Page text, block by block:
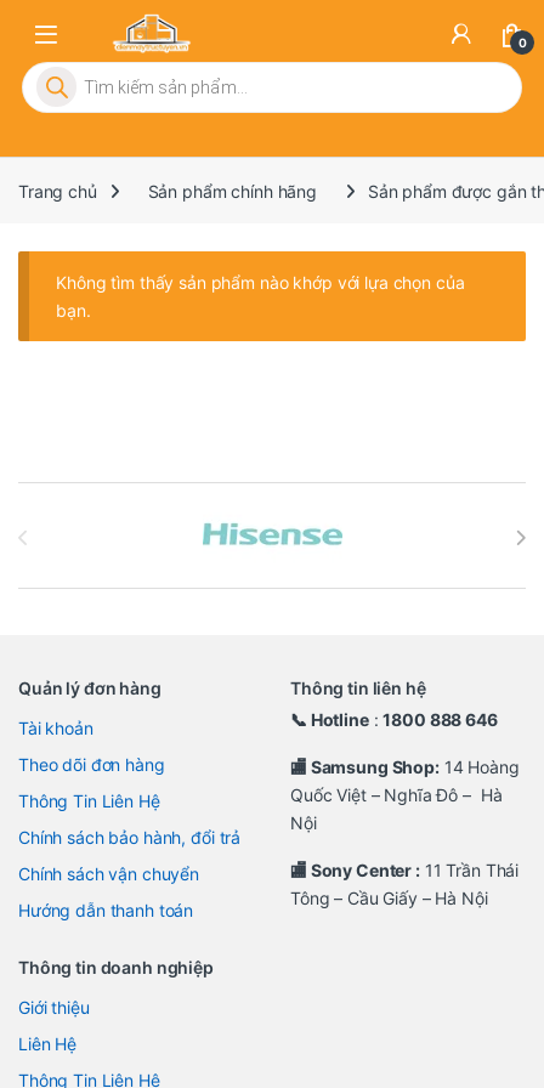
0
Tìm kiếm sản phẩm
Trang chủ Sản phẩm chính hãng Sản phẩm được gắn
Không tìm thấy sản phẩm nào khớp với lựa chọn của
bạn.
Quản lý đơn hàng
Tài khoản
Theo dõi đơn hàng
Thông Tin Liên Hệ
Chính sách bảo hành, đổi trả
Chính sách vận chuyển
Hướng dẫn thanh toán
Thông tin liên hệ
📞 Hotline:1800 888 646
🏬 Samsung Shop:14 Hoàng
Quốc Việt – Nghĩa Đô – Hà
Nội
🏬 Sony Center :11 Trần Thái
Tông – Cầu Giấy – Hà Nội
Thông tin doanh nghiệp
Giới thiệu
Liên Hệ
Thông Tin Liên Hệ